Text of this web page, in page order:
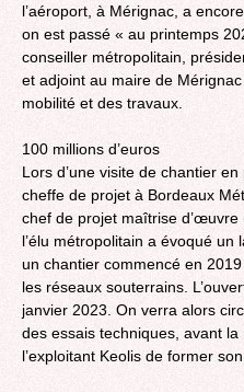
l’aéroport, à Mérignac, a
on est passé « au printemps
conseiller métropolitain,
et adjoint au maire de
mobilité et des travaux.
100 millions d’euros
Lors d’une visite de chantier
cheffe de projet à Bordeaux
chef de projet maîtrise
l’élu métropolitain a évoqué
un chantier commencé en
les réseaux souterrains.
janvier 2023. On verra alors
des essais techniques, avant
l’exploitant Keolis de former